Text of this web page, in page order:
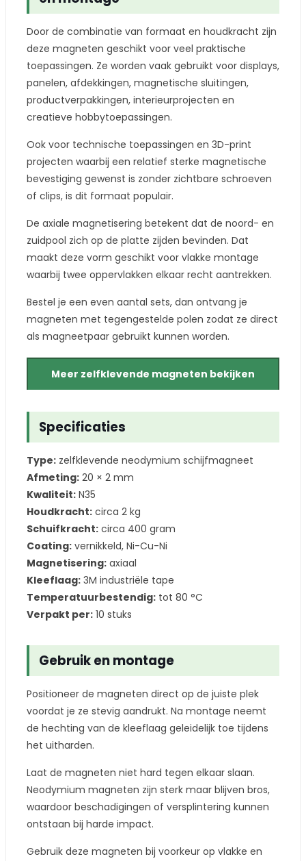
Door de combinatie van formaat en houdkracht zijn
deze magneten geschikt voor veel praktische
toepassingen. Ze worden vaak gebruikt voor displays,
panelen, afdekkingen, magnetische sluitingen,
productverpakkingen, interieurprojecten en
creatieve hobbytoepassingen.
Ook voor technische toepassingen en 3D-print
projecten waarbij een relatief sterke magnetische
bevestiging gewenst is zonder zichtbare schroeven
of clips, is dit formaat populair.
De axiale magnetisering betekent dat de noord- en
zuidpool zich op de platte zijden bevinden. Dat
maakt deze vorm geschikt voor vlakke montage
waarbij twee oppervlakken elkaar recht aantrekken.
Bestel je een even aantal sets, dan ontvang je
magneten met tegengestelde polen zodat ze direct
als magneetpaar gebruikt kunnen worden.
Meer zelfklevende magneten bekijken
Specificaties
Type: zelfklevende neodymium schijfmagneet
Afmeting: 20 × 2 mm
Kwaliteit: N35
Houdkracht: circa 2 kg
Schuifkracht: circa 400 gram
Coating: vernikkeld, Ni-Cu-Ni
Magnetisering: axiaal
Kleeflaag: 3M industriële tape
Temperatuurbestendig: tot 80 °C
Verpakt per: 10 stuks
Gebruik en montage
Positioneer de magneten direct op de juiste plek
voordat je ze stevig aandrukt. Na montage neemt
de hechting van de kleeflaag geleidelijk toe tijdens
het uitharden.
Laat de magneten niet hard tegen elkaar slaan.
Neodymium magneten zijn sterk maar blijven bros,
waardoor beschadigingen of versplintering kunnen
ontstaan bij harde impact.
Gebruik deze magneten bij voorkeur op vlakke en